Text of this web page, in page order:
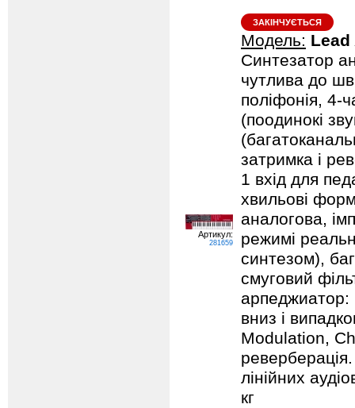
Артикул:
281659
ЗАКІНЧУЄТЬСЯ
Модель: Lead
Синтезатор
чутлива до
поліфонія, 4-
(поодинокі
затримка і
1 вхід для
хвильові
аналогова,
режимі
синтезом),
смуговий
арпеджиатор:
вниз і
Modulation,
лінійних
кг